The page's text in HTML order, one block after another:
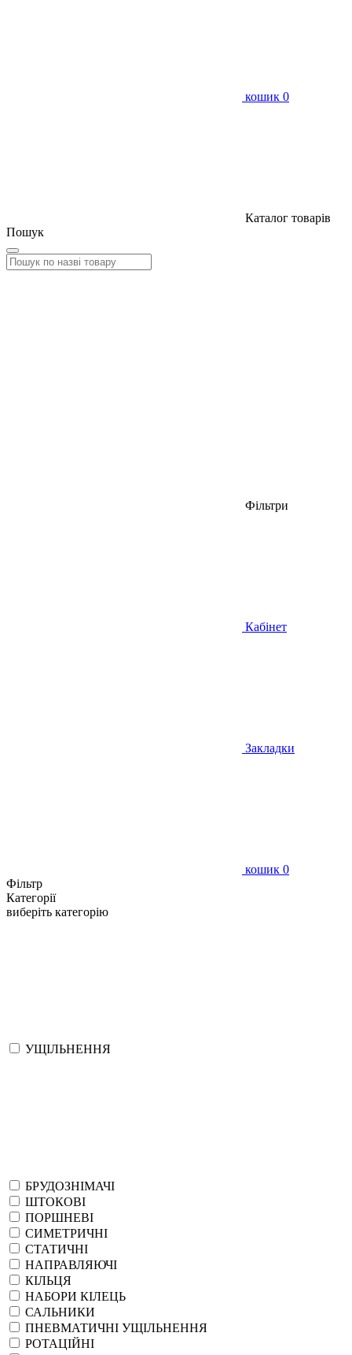
кошик 0
Каталог товарів
Пошук
Фільтри
Кабінет
Закладки
кошик 0
Фільтр
Категорії
виберіть категорію
УЩІЛЬНЕННЯ
БРУДОЗНІМАЧІ
ШТОКОВІ
ПОРШНЕВІ
СИМЕТРИЧНІ
СТАТИЧНІ
НАПРАВЛЯЮЧІ
КІЛЬЦЯ
НАБОРИ КІЛЕЦЬ
САЛЬНИКИ
ПНЕВМАТИЧНІ УЩІЛЬНЕННЯ
РОТАЦІЙНІ